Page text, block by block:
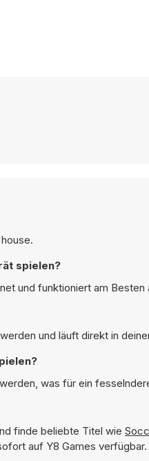
spielen?
und funktioniert am
und läuft direkt in
was für ein
finde beliebte Titel wie
auf Y8 Games verfügbar.